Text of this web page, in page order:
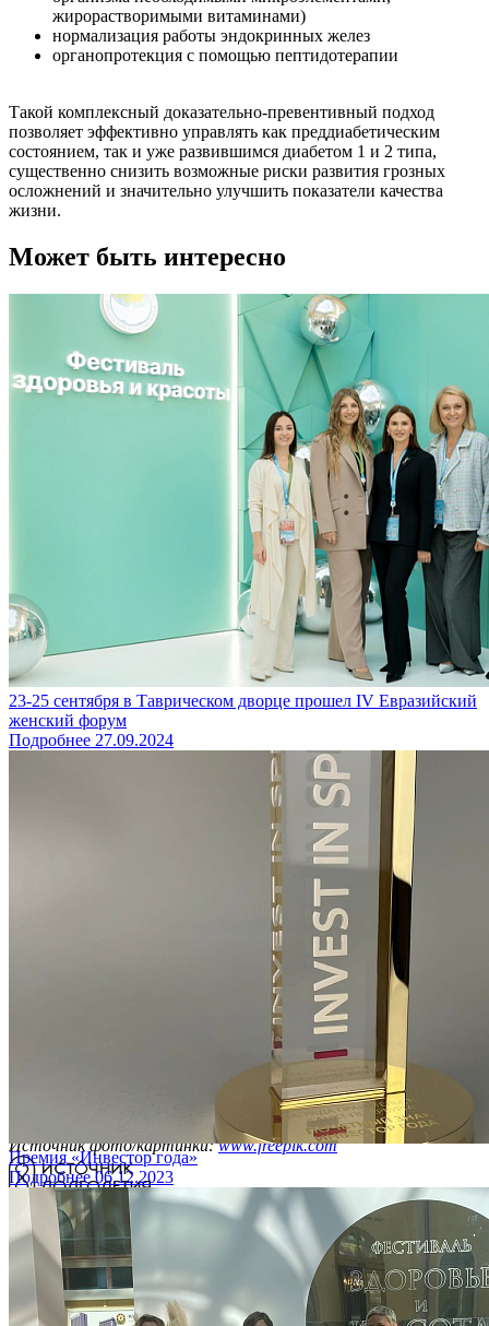
жирорастворимыми витаминами)
нормализация работы эндокринных желез
органопротекция с помощью пептидотерапии
Такой комплексный доказательно-превентивный подход
позволяет эффективно управлять как преддиабетическим
состоянием, так и уже развившимся диабетом 1 и 2 типа,
существенно снизить возможные риски развития грозных
осложнений и значительно улучшить показатели качества
жизни.
Может быть интересно
23-25 сентября в Таврическом дворце прошел IV Евразийский
женский форум
Подробнее 27.09.2024
Премия «Инвестор года»
Подробнее06.12.2023
Закажите обратный звонок
Нажимая на кнопку, вы даёте согласие наобработку
и соглашаетесь c политикой
Наш менеджер свяжется с вами в самое ближайшее время.
Источник фото/картинки:www.freepik.com
Санкт-Петербург, Каменноостровский пр-кт, 77
Пн - Сб 09:00 – 21:00
+7 (812) 779-17-39
Для связи в мессенджерах:
+7 (931) 970-63-16
info@istclinic.ru